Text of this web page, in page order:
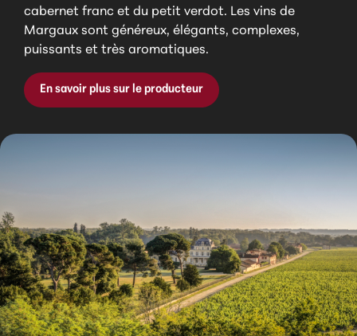
cabernet franc et du petit verdot. Les vins de
Margaux sont généreux, élégants, complexes,
puissants et très aromatiques.
En savoir plus sur le producteur